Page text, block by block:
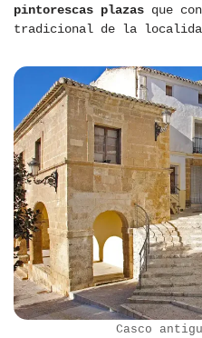
pintorescas plazas que
tradicional de la
Casco